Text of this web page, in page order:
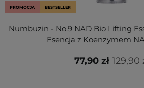
PROMOCJA BESTSELLER
Numbuzin - No.9 NAD Bio Lifting
Esencja z Koenzymem
129,90
77,90 zł